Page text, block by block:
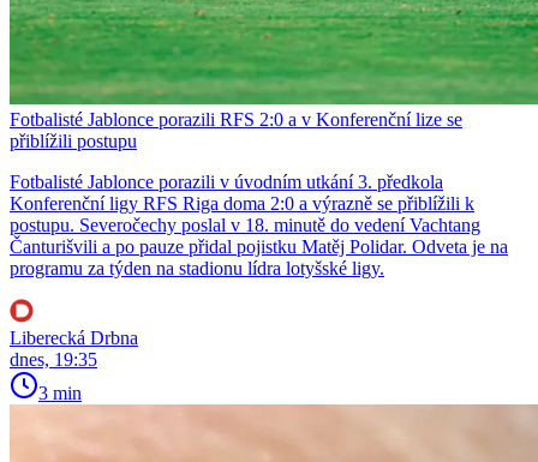
Fotbalisté Jablonce porazili RFS 2:0 a v Konferenční lize se
přiblížili postupu
Fotbalisté Jablonce porazili v úvodním utkání 3. předkola
Konferenční ligy RFS Riga doma 2:0 a výrazně se přiblížili k
postupu. Severočechy poslal v 18. minutě do vedení Vachtang
Čanturišvili a po pauze přidal pojistku Matěj Polidar. Odveta je na
programu za týden na stadionu lídra lotyšské ligy.
Liberecká Drbna
dnes, 19:35
3 min